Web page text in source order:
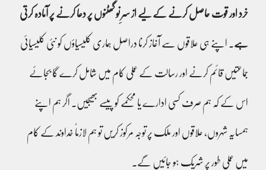
خرد اور قوت حاصل کرنے کے لیے از سرِ نو گھٹنوں پر دعا کرنے پر آمادہ کرتی
ہے ۔ اپنے ہی علاقوں سے آغاز کرنا دراصل ہماری کلیسیاؤں کو نئی کلیسیائی
جماعتیں قائم کرنے اور رسالت کے عملی کام میں شامل کرے گا بجائے
اس کے کہ ہم صرف کسی ادارے یا محکمے کو پیسے بھیجیں۔ اگر ہم اپنے
ہمسایہ شہروں، علاقوں اور ملک پر توجہ مرکوز کریں تو ہم لازماً خداوند کے کام
میں عملی طور پر شریک ہو جائیں گے۔